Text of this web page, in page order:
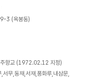
3 (옥봉동)
주향교 (1972.02.12 지정)
서무,동재,서재,풍화루,내삼문,